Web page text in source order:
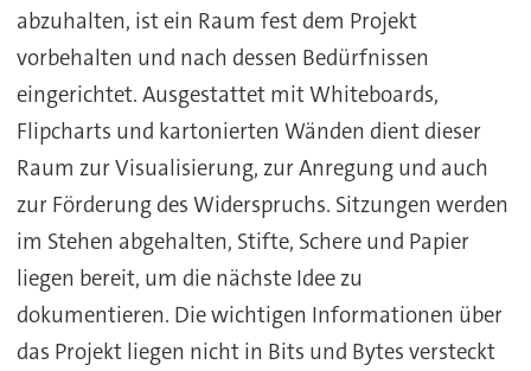
abzuhalten, ist ein Raum fest dem Projekt
vorbehalten und nach dessen Bedürfnissen
eingerichtet. Ausgestattet mit Whiteboards,
Flipcharts und kartonierten Wänden dient dieser
Raum zur Visualisierung, zur Anregung und auch
zur Förderung des Widerspruchs. Sitzungen werden
im Stehen abgehalten, Stifte, Schere und Papier
liegen bereit, um die nächste Idee zu
dokumentieren. Die wichtigen Informationen über
das Projekt liegen nicht in Bits und Bytes versteckt